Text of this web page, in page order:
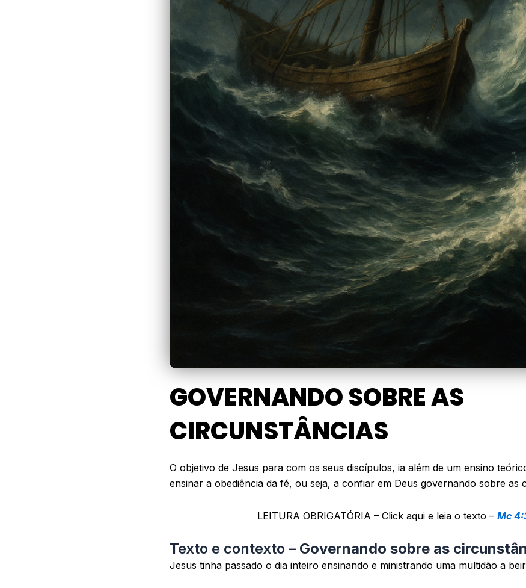
GOVERNANDO SOBRE AS
CIRCUNSTÂNCIAS
O objetivo de Jesus para com os seus discípulos, ia além de um ensino
ensinar a obediência da fé, ou seja, a confiar em Deus governando sobre as
LEITURA OBRIGATÓRIA – Click aqui e leia o texto – Mc
Texto e contexto – Governando sobre as
Jesus tinha passado o dia inteiro ensinando e ministrando uma multidão a